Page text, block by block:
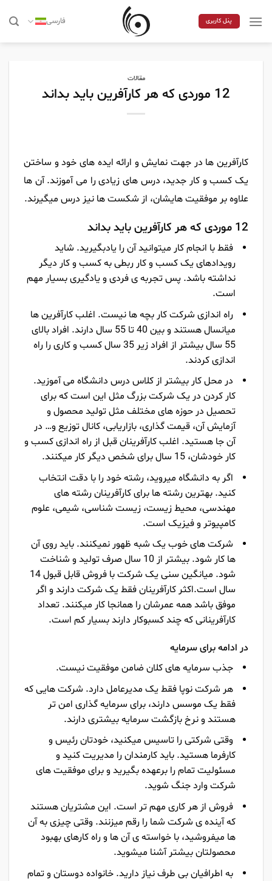
پنل کاربری فارسی
مقالات
12 موردی که هر کارآفرین باید بداند
کارآفرین ها در جهت نمایش و ارائه ایده های خود و ساختن
یک کسب و کار جدید، درس های زیادی را می آموزند. آن ها
علاوه بر موفقیت هایشان، از شکست ها نیز درس میگیرند.
12 موردی که هر کارآفرین باید بداند
فقط با انجام کار میتوانید آن را یادبگیرید. شاید
رویدادهای یک کسب و کار ربطی به کسب و کار دیگر
نداشته باشد. پس تجربه ی فردی و یادگیری بسیار مهم
است.
راه اندازی شرکت کار بچه ها نیست. اغلب کارآفرین ها
میانسال هستند و بین 40 تا 55 سال دارند. افراد بالای
55 سال بیشتر از افراد زیر 35 سال کسب و کاری را راه
اندازی کردند.
در محل کار بیشتر از کلاس درس دانشگاه می آموزید.
کار کردن در یک شرکت بزرگ مثل این است که برای
تحصیل در حوزه های مختلف مثل تولید محصول و
آزمایش آن، قیمت گذاری، بازاریابی، کانال توزیع و… در
آن جا هستید. اغلب کارآفرینان قبل از راه اندازی کسب و
کار خودشان، 15 سال برای شخص دیگر کار میکنند.
اگر به دانشگاه میروید، رشته خود را با دقت انتخاب
کنید. بهترین رشته ها برای کارآفرینان رشته های
مهندسی، محیط زیست، زیست شناسی، شیمی، علوم
کامپیوتر و فیزیک است.
شرکت های خوب یک شبه ظهور نمیکنند. باید روی آن
ها کار شود. بیشتر از 10 سال صرف تولید و شناخت
شود. میانگین سنی یک شرکت با فروش قابل قبول 14
سال است.اکثر کارآفرینان فقط یک شرکت دارند و اگر
موفق باشد همه عمرشان را همانجا کار میکنند. تعداد
کارآفرینانی که چند کسبوکار دارند بسیار کم است.
در ادامه برای سرمایه
جذب سرمایه های کلان ضامن موفقیت نیست.
هر شرکت نوپا فقط یک مدیرعامل دارد. شرکت هایی که
فقط یک موسس دارند، برای سرمایه گذاری امن تر
هستند و نرخ بازگشت سرمایه بیشتری دارند.
وقتی شرکتی را تاسیس میکنید، خودتان رئیس و
کارفرما هستید. باید کارمندان را مدیریت کنید و
مسئولیت تمام را برعهده بگیرید و برای موفقیت های
شرکت وارد جنگ شوید.
فروش از هر کاری مهم تر است. این مشتریان هستند
که آینده ی شرکت شما را رقم میزنند. وقتی چیزی به آن
ها میفروشید، با خواسته ی آن ها و راه کارهای بهبود
محصولتان بیشتر آشنا میشوید.
به اطرافیان بی طرف نیاز دارید. خانواده دوستان و تمام